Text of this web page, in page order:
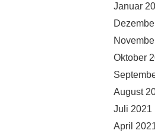
Januar
Oktober
August
Juli 2021
April